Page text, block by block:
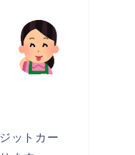
ットカー